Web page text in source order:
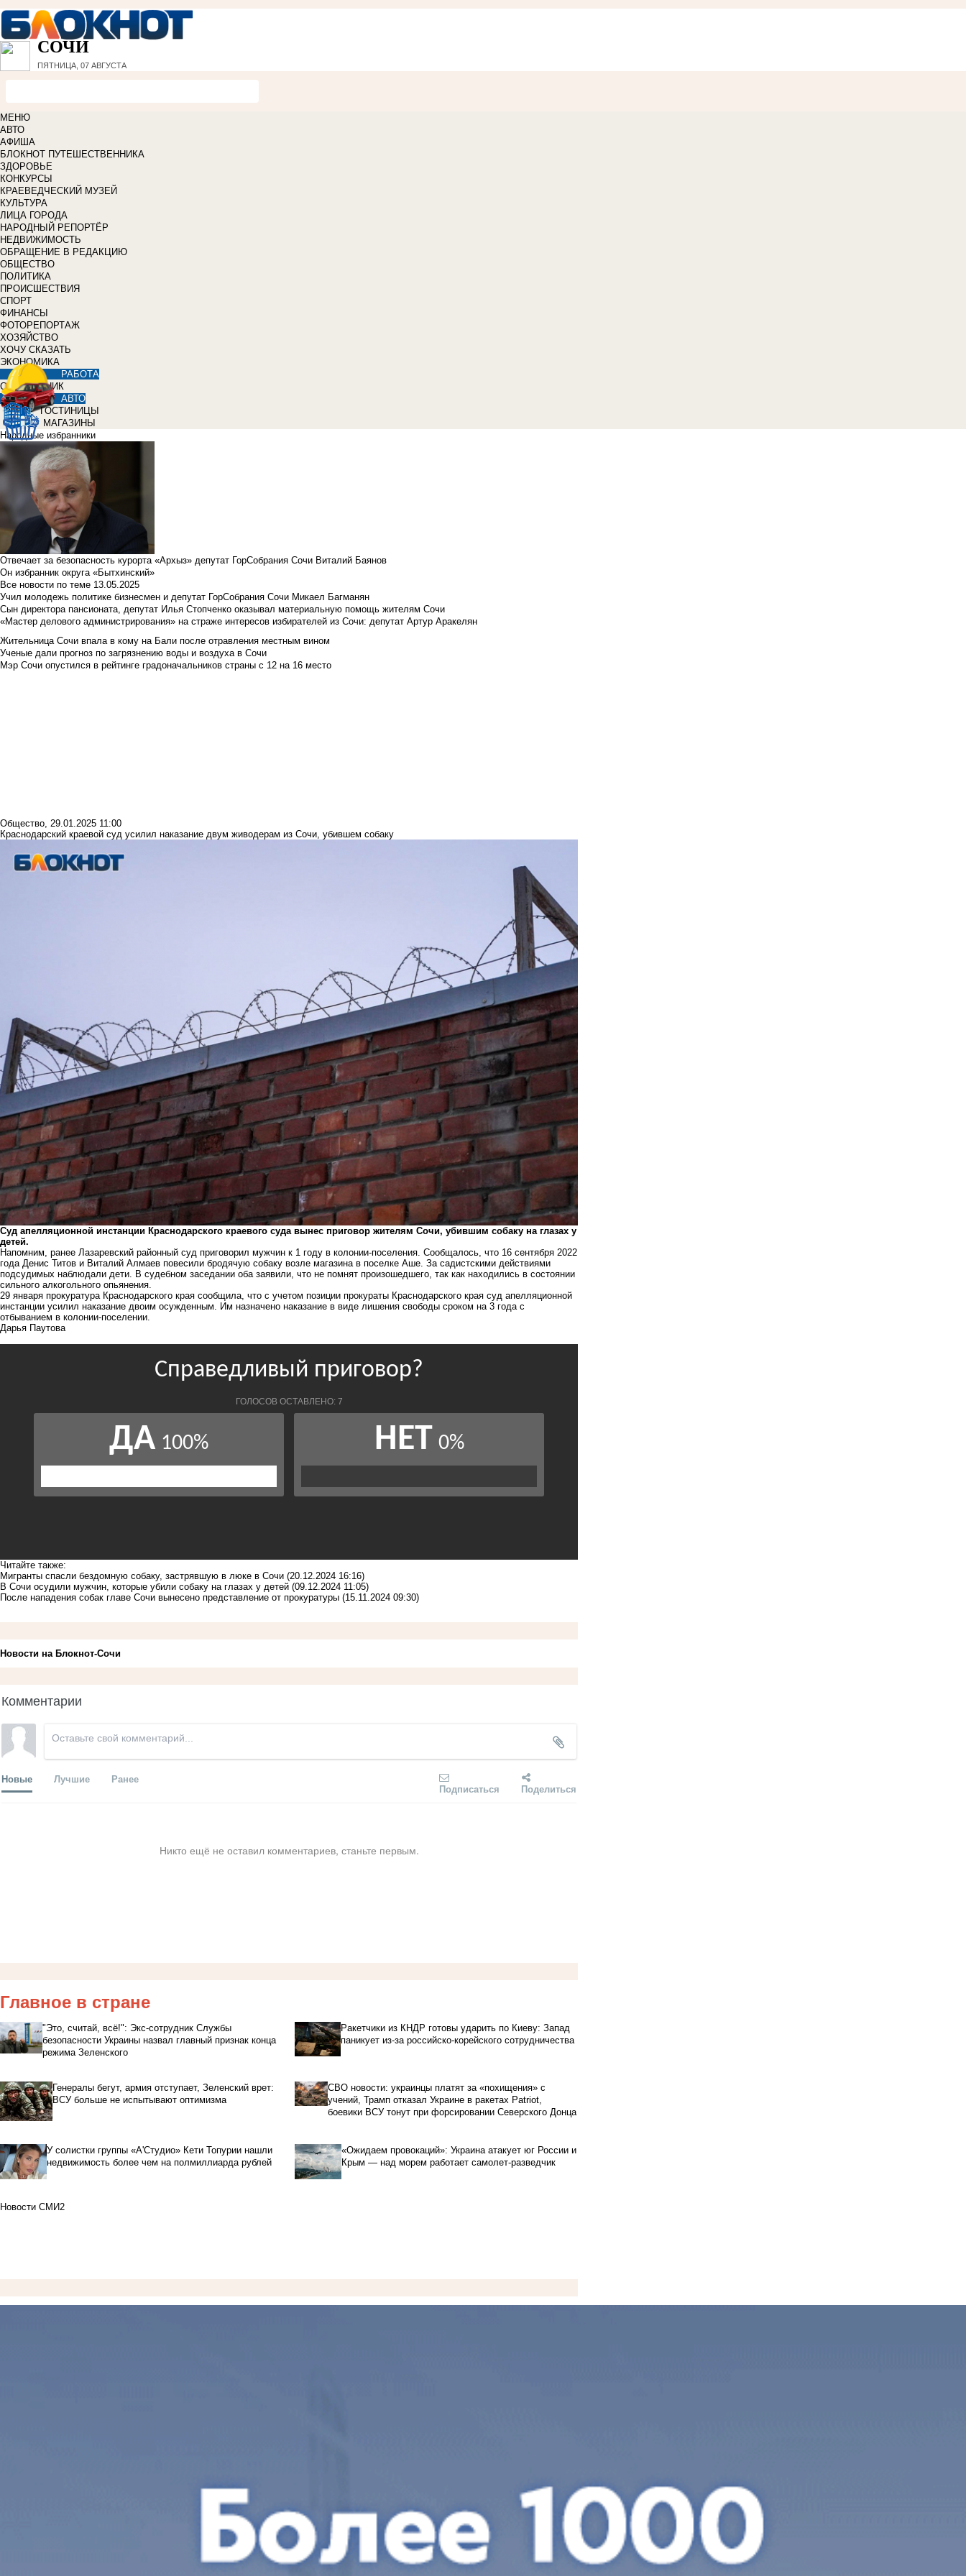
СОЧИ
ПЯТНИЦА, 07 АВГУСТА
МЕНЮ
АВТО
АФИША
БЛОКНОТ ПУТЕШЕСТВЕННИКА
ЗДОРОВЬЕ
КОНКУРСЫ
КРАЕВЕДЧЕСКИЙ МУЗЕЙ
КУЛЬТУРА
ЛИЦА ГОРОДА
НАРОДНЫЙ РЕПОРТЁР
НЕДВИЖИМОСТЬ
ОБРАЩЕНИЕ В РЕДАКЦИЮ
ОБЩЕСТВО
ПОЛИТИКА
ПРОИСШЕСТВИЯ
СПОРТ
ФИНАНСЫ
ФОТОРЕПОРТАЖ
ХОЗЯЙСТВО
ХОЧУ СКАЗАТЬ
ЭКОНОМИКА
РАБОТА
СПРАВОЧНИК
АВТО
ГОСТИНИЦЫ
МАГАЗИНЫ
Народные избранники
Отвечает за безопасность курорта «Архыз» депутат ГорСобрания Сочи Виталий Баянов
Он избранник округа «Бытхинский»
Все новости по теме 13.05.2025
Учил молодежь политике бизнесмен и депутат ГорСобрания Сочи Микаел Багманян
Сын директора пансионата, депутат Илья Стопченко оказывал материальную помощь жителям Сочи
«Мастер делового администрирования» на страже интересов избирателей из Сочи: депутат Артур Аракелян
Жительница Сочи впала в кому на Бали после отравления местным вином
Ученые дали прогноз по загрязнению воды и воздуха в Сочи
Мэр Сочи опустился в рейтинге градоначальников страны с 12 на 16 место
Общество, 29.01.2025 11:00
Краснодарский краевой суд усилил наказание двум живодерам из Сочи, убившем собаку
Суд апелляционной инстанции Краснодарского краевого суда вынес приговор жителям Сочи, убившим собаку на глазах у
детей.
Напомним, ранее Лазаревский районный суд приговорил мужчин к 1 году в колонии-поселения . Сообщалось, что 16 сентября 2022
года Денис Титов и Виталий Алмаев повесили бродячую собаку возле магазина в поселке Аше. За садистскими действиями
подсудимых наблюдали дети. В судебном заседании оба заявили, что не помнят произошедшего, так как находились в состоянии
сильного алкогольного опьянения.
29 января прокуратура Краснодарского края сообщила, что с учетом позиции прокураты Краснодарского края суд апелляционной
инстанции усилил наказание двоим осужденным. Им назначено наказание в виде лишения свободы сроком на 3 года с
отбыванием в колонии-поселении.
Дарья Паутова
Читайте также:
Мигранты спасли бездомную собаку, застрявшую в люке в Сочи (20.12.2024 16:16)
В Сочи осудили мужчин, которые убили собаку на глазах у детей (09.12.2024 11:05)
После нападения собак главе Сочи вынесено представление от прокуратуры (15.11.2024 09:30)
Новости на Блoкнoт-Сочи
Комментарии
Новые Лучшие Ранее
Подписаться Поделиться
Никто ещё не оставил комментариев, станьте первым.
Главное в стране
"Это, считай, всё!": Экс-сотрудник Службы
безопасности Украины назвал главный признак конца
режима Зеленского
Ракетчики из КНДР готовы ударить по Киеву: Запад
паникует из-за российско-корейского сотрудничества
Генералы бегут, армия отступает, Зеленский врет:
ВСУ больше не испытывают оптимизма
СВО новости: украинцы платят за «похищения» с
учений, Трамп отказал Украине в ракетах Patriot,
боевики ВСУ тонут при форсировании Северского Донца
У солистки группы «А'Студио» Кети Топурии нашли
недвижимость более чем на полмиллиарда рублей
«Ожидаем провокаций»: Украина атакует юг России и
Крым — над морем работает самолет-разведчик
Новости СМИ2